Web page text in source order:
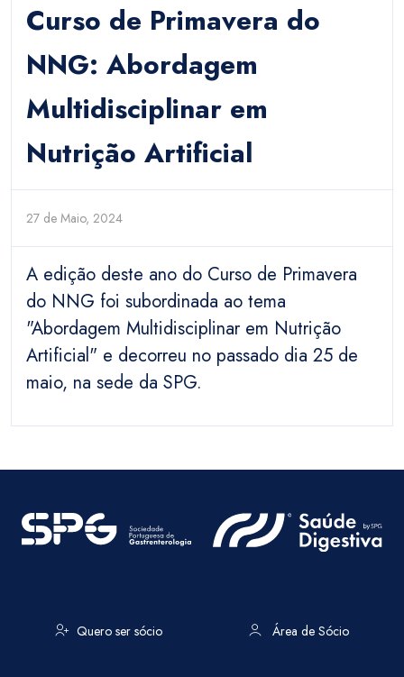
Curso de Primavera do
NNG: Abordagem
Multidisciplinar em
Nutrição Artificial
27 de Maio, 2024
A edição deste ano do Curso de Primavera
do NNG foi subordinada ao tema
"Abordagem Multidisciplinar em Nutrição
Artificial" e decorreu no passado dia 25 de
maio, na sede da SPG.
Quero ser sócio Área de Sócio